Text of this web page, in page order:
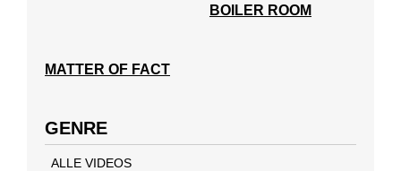
MATTER OF FACT
BOILER ROOM
GENRE
ALLE VIDEOS